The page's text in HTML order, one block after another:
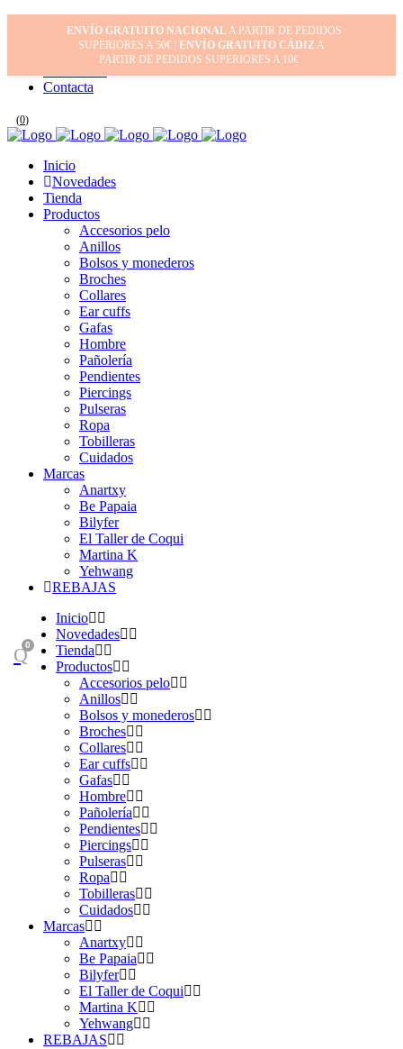
Mi cuenta
Cuidado de tus joyas
Contacta
(0)
Inicio
Novedades
Tienda
Productos
Accesorios pelo
Anillos
Bolsos y monederos
Broches
Collares
Ear cuffs
Gafas
Hombre
Pañolería
Pendientes
Piercings
Pulseras
Ropa
Tobilleras
Cuidados
Marcas
Anartxy
Be Papaia
Bilyfer
El Taller de Coqui
Martina K
Yehwang
REBAJAS
0
Inicio
Novedades
Tienda
Productos
Accesorios pelo
Anillos
Bolsos y monederos
Broches
Collares
Ear cuffs
Gafas
Hombre
Pañolería
Pendientes
Piercings
Pulseras
Ropa
Tobilleras
Cuidados
Marcas
Anartxy
Be Papaia
Bilyfer
El Taller de Coqui
Martina K
Yehwang
REBAJAS
ENVÍO GRATUITO NACIONALA PARTIR DE PEDIDOS
SUPERIORES A 50€ | ENVÍO GRATUITO CÁDIZA
PARTIR DE PEDIDOS SUPERIORES A 10€